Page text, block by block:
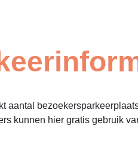
aantal
kunnen hier gratis gebruik